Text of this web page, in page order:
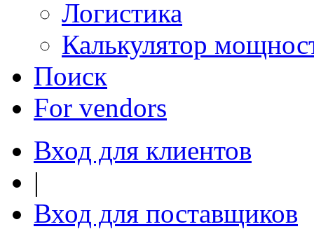
Логистика
Калькулятор
Поиск
For vendors
Вход для клиентов
|
Вход для поставщиков